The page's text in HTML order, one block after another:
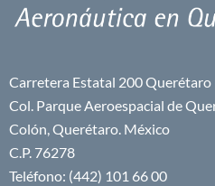
Carretera Estatal 200 Querétaro
Col. Parque Aeroespacial de
Colón, Querétaro. México
C.P. 76278
Teléfono: (442) 101 66 00